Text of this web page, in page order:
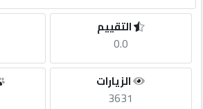
مطلوب
طلب
التقييم
0.0
الزيارات
3631